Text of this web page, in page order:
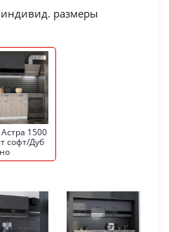
индивид. размеры
1500
софт/Дуб